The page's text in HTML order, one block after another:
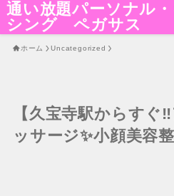
通い放題パーソナル
シング ペガサス
ホーム Uncategorized
【久宝寺駅からすぐ
ッサージ✨小顔美容